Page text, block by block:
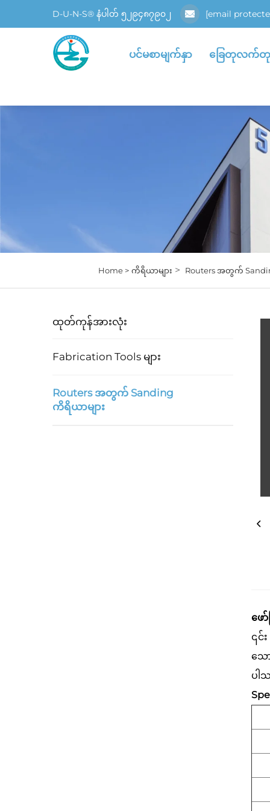
D-U-N-S® နံပါတ် ၅၂၉၄၈၇၉၀၂ [email
ပင်မစာမျက်နှာ ခြေတုလက်တု
Home > ကိရိယာများ > Routers အတွက်
ထုတ်ကုန်အားလုံး
Fabrication Tools များ
Routers အတွက် Sanding
ကိရိယာများ
ဖေ
၎င်း
သေ
ပါ